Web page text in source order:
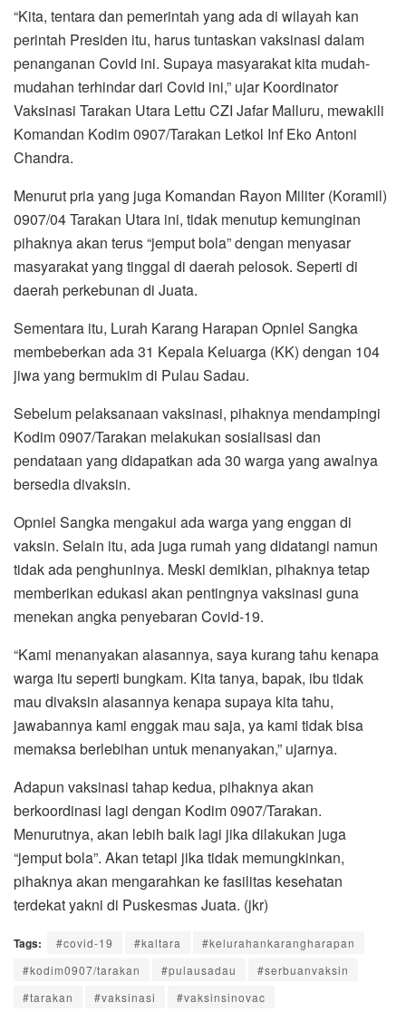
“Kita, tentara dan pemerintah yang ada di wilayah kan
perintah Presiden itu, harus tuntaskan vaksinasi dalam
penanganan Covid ini. Supaya masyarakat kita mudah-
mudahan terhindar dari Covid ini,” ujar Koordinator
Vaksinasi Tarakan Utara Lettu CZI Jafar Malluru, mewakili
Komandan Kodim 0907/Tarakan Letkol Inf Eko Antoni
Chandra.
Menurut pria yang juga Komandan Rayon Militer (Koramil)
0907/04 Tarakan Utara ini, tidak menutup kemunginan
pihaknya akan terus “jemput bola” dengan menyasar
masyarakat yang tinggal di daerah pelosok. Seperti di
daerah perkebunan di Juata.
Sementara itu, Lurah Karang Harapan Opniel Sangka
membeberkan ada 31 Kepala Keluarga (KK) dengan 104
jiwa yang bermukim di Pulau Sadau.
Sebelum pelaksanaan vaksinasi, pihaknya mendampingi
Kodim 0907/Tarakan melakukan sosialisasi dan
pendataan yang didapatkan ada 30 warga yang awalnya
bersedia divaksin.
Opniel Sangka mengakui ada warga yang enggan di
vaksin. Selain itu, ada juga rumah yang didatangi namun
tidak ada penghuninya. Meski demikian, pihaknya tetap
memberikan edukasi akan pentingnya vaksinasi guna
menekan angka penyebaran Covid-19.
“Kami menanyakan alasannya, saya kurang tahu kenapa
warga itu seperti bungkam. Kita tanya, bapak, ibu tidak
mau divaksin alasannya kenapa supaya kita tahu,
jawabannya kami enggak mau saja, ya kami tidak bisa
memaksa berlebihan untuk menanyakan,” ujarnya.
Adapun vaksinasi tahap kedua, pihaknya akan
berkoordinasi lagi dengan Kodim 0907/Tarakan.
Menurutnya, akan lebih baik lagi jika dilakukan juga
“jemput bola”. Akan tetapi jika tidak memungkinkan,
pihaknya akan mengarahkan ke fasilitas kesehatan
terdekat yakni di Puskesmas Juata. (jkr)
Tags: #covid-19 #kaltara
#kelurahankarangharapan
#kodim0907/tarakan
#pulausadau
#serbuanvaksin
#tarakan
#vaksinasi #vaksinsinovac